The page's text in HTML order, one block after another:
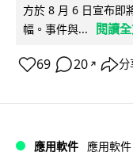
方於 8 月 6 日宣布即
幅。事件與...
閱讀
69 20 ↗ 分
應用軟件 應用軟件